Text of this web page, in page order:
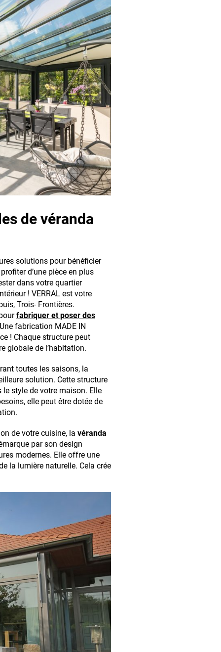
de véranda
solutions pour bénéficier
d’une pièce en plus
dans votre quartier
! VERRAL est votre
Trois- Frontières.
fabriquer et poser des
fabrication MADE IN
! Chaque structure peut
globale de l’habitation.
toutes les saisons, la
solution. Cette structure
style de votre maison. Elle
elle peut être dotée de
de votre cuisine, la véranda
par son design
modernes. Elle offre une
la lumière naturelle. Cela crée